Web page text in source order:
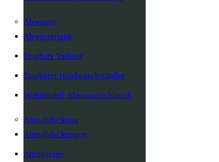
Abwasser
Abwassertank
Tragbare Toilette
Tragbarer Handwaschständer
Wohnmobil-Abwasserschlauch
Autoabdeckung
Autoabdeckungen
Autogarage